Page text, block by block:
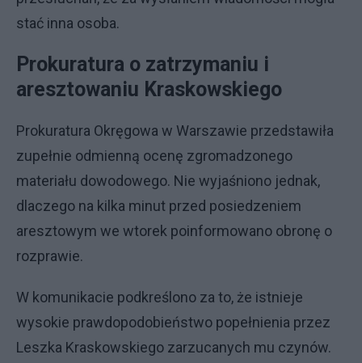
stać inna osoba.
Prokuratura o zatrzymaniu i
aresztowaniu Kraskowskiego
Prokuratura Okręgowa w Warszawie przedstawiła
zupełnie odmienną ocenę zgromadzonego
materiału dowodowego. Nie wyjaśniono jednak,
dlaczego na kilka minut przed posiedzeniem
aresztowym we wtorek poinformowano obronę o
rozprawie.
W komunikacie podkreślono za to, że istnieje
wysokie prawdopodobieństwo popełnienia przez
Leszka Kraskowskiego zarzucanych mu czynów.